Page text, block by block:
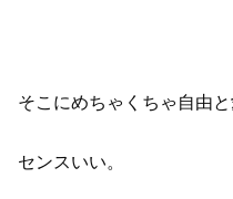
そこにめちゃくちゃ自由と
センスいい。